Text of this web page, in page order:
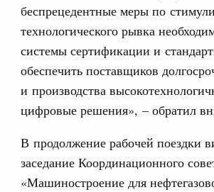
беспрецедентные меры по
технологического рывка
системы сертификации и
обеспечить поставщиков
и производства
цифровые решения», – обратил
В продолжение рабочей поездки
заседание Координационного
«Машиностроение для
Евразийский экономический союз.
Экономические отношения с
провёл рабочую
недропользования и
Атабаком